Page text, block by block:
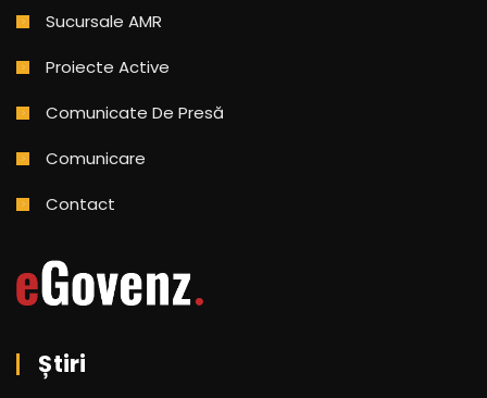
Sucursale AMR
Proiecte Active
Comunicate De Presă
Comunicare
Contact
Știri